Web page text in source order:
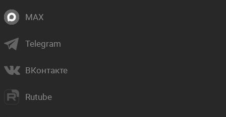
MAX
Telegram
ВКонтакте
Rutube